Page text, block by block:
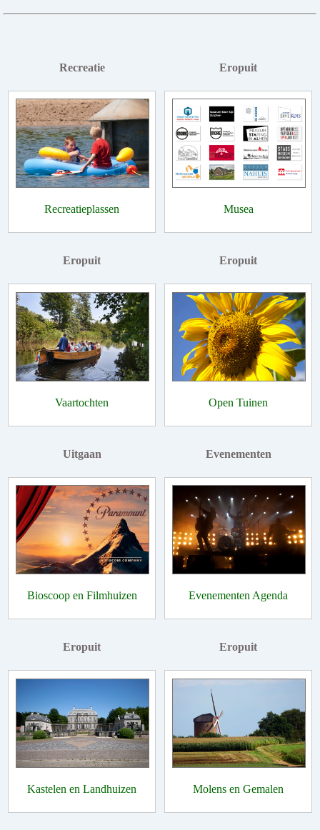
Recreatie
Recreatieplassen
Eropuit
Musea
Eropuit
Vaartochten
Eropuit
Open Tuinen
Uitgaan
Bioscoop en Filmhuizen
Evenementen
Evenementen Agenda
Eropuit
Kastelen en Landhuizen
Eropuit
Molens en Gemalen